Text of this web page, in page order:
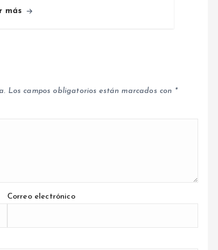
más
Los campos obligatorios están marcados con *
Correo electrónico